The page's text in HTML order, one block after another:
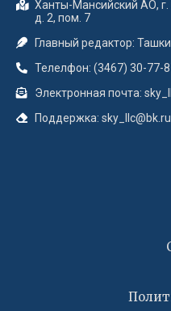
Поддержка: sky_llc@bk.ru
Изображения, фотографии,
созданы с
(Kandinsky by Sber AI)»
,
получены из открытых